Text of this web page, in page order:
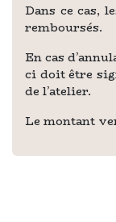
Dans ce cas,
remboursés.
En cas
ci doit être
de l’atelier.
Le montant